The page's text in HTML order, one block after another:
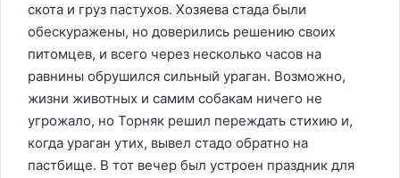
скота и груз пастухов. Хозяева стада были
обескуражены, но доверились решению своих
питомцев, и всего через несколько часов на
равнины обрушился сильный ураган. Возможно,
жизни животных и самим собакам ничего не
угрожало, но Торняк решил переждать стихию и,
когда ураган утих, вывел стадо обратно на
пастбище. В тот вечер был устроен праздник для